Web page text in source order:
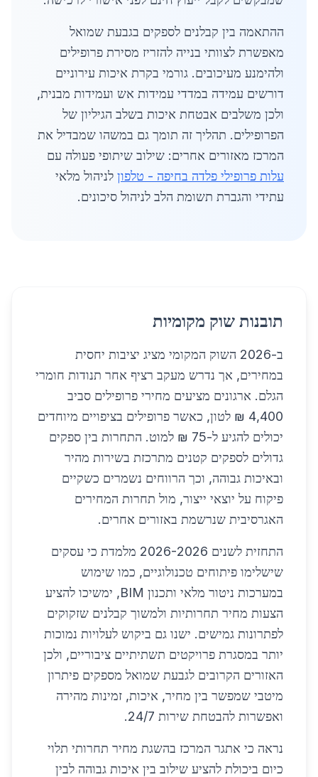
ההתאמה בין קבלנים לספקים בגבעת שמואל
מאפשרת לצוותי בנייה להזריז מסירת פרופילים
ולהימנע מעיכובים. גורמי בקרת איכות עירוניים
דורשים עמידה במדדי עמידות אש ועמידות מבנית,
ולכן משלבים אבטחת איכות בשלב הגיליון של
הפרופילים. תהליך זה תומך גם במשהו שמבדיל את
המרכז מאזורים אחרים: שילוב שיתופי פעולה עם
עלות פרופילי פלדה בחיפה - טלפון לניהול מלאי
עתידי והגברת תשומת הלב לניהול סיכונים.
תובנות שוק מקומיות
ב-2026 השוק המקומי מציג יציבות יחסית
במחירים, אך נדרש מעקב רציף אחר תנודות חומרי
הגלם. ארגונים מציעים מחירי פרופילים סביב
4,400 ₪ לטון, כאשר פרופילים בציפויים מיוחדים
יכולים להגיע ל-75 ₪ למוט. התחרות בין ספקים
גדולים לספקים קטנים מתרכזת בשירות מהיר
ובאיכות גבוהה, וכך הרווחים נשמרים כשקיים
פיקוח על יוצאי ייצור, מול תחרות המחירים
האגרסיבית שנרשמת באזורים אחרים.
התחזית לשנים 2026-2026 מלמדת כי עסקים
שישלימו פיתוחים טכנולוגיים, כמו שימוש
במערכות ניטור מלאי ותכנון BIM, ימשיכו להציע
הצעות מחיר תחרותיות ולמשוך קבלנים שזקוקים
לפתרונות גמישים. ישנו גם ביקוש לעלויות נמוכות
יותר במסגרת פרויקטים תשתיתיים ציבוריים, ולכן
האזורים הקרובים לגבעת שמואל מספקים פיתרון
מיטבי שמפשר בין מחיר, איכות, זמינות מהירה
ואפשרות להבטחת שירות 24/7.
נראה כי אתגר המרכז בהשגת מחיר תחרותי תלוי
כיום ביכולת להציע שילוב בין איכות גבוהה לבין